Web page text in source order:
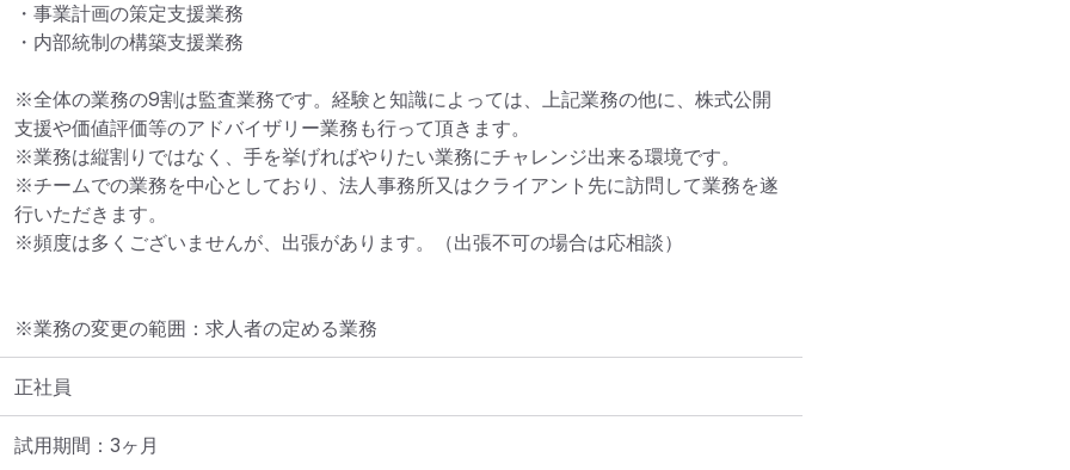
・事業計画の策定支援業務
・内部統制の構築支援業務
※全体の業務の9割は監査業務です。経験と知識によっては、上記業務の他に、株式公開
支援や価値評価等のアドバイザリー業務も行って頂きます。
※業務は縦割りではなく、手を挙げればやりたい業務にチャレンジ出来る環境です。
※チームでの業務を中心としており、法人事務所又はクライアント先に訪問して業務を遂
行いただきます。
※頻度は多くございませんが、出張があります。（出張不可の場合は応相談）
※業務の変更の範囲：求人者の定める業務
正社員
試用期間：3ヶ月